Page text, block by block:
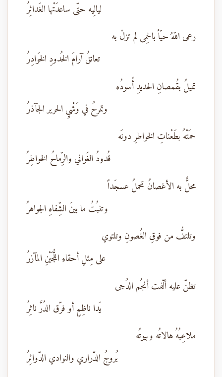
ليالِيه حتّى ساعدَتْها الغَدائِرُ
رعى اللّهُ حيّاً بالحِمى لم تزلْ به
تعانقُ آرامَ الخُدودِ الخَوادِرُ
تميلُ بقُمصانِ الحديدِ أُسودُه
وتمرحُ في وَشْيِ الحرير الجآذرُ
حمَتْهُ بطَعْناتِ الخواطرِ دونَه
قُدودُ الغَواني والرِّماحُ الخواطِرُ
محلٌّ به الأغصانُ تحملُ عسجَداً
وتنبُتُ ما بينَ الشِّفاهِ الجواهرُ
وتلتفُّ من فوقِ الغُصونِ وتلتوي
على مِثلِ أحقاءِ اللُّجَيْنِ المآزرُ
تظنّ عليه ألّفت أنجُم الدُجى
يَدا ناظِمٍ أو فرّق الدُرَّ ناثِرُ
ملاعِبُهُ هالاتُه وبيوتُه
بُروجُ الدّراري والنوادي الدّوائِرُ